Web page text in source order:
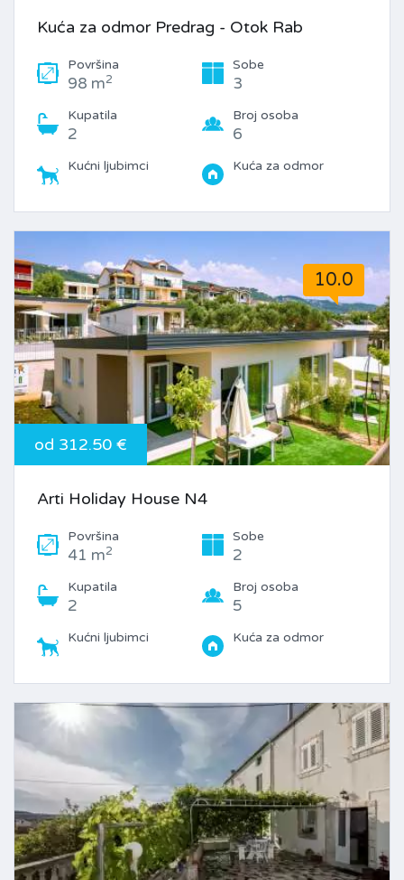
Kuća za odmor Predrag - Otok Rab
Površina
98 m2
Sobe
3
Kupatila
2
Broj osoba
6
Kućni ljubimci Kuća za odmor
10.0
od 312.50 €
Arti Holiday House N4
Površina
41 m2
Sobe
2
Kupatila
2
Broj osoba
5
Kućni ljubimci Kuća za odmor